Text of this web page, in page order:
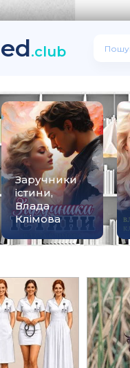
.club
Заручники
істини,
Влада
Клімова